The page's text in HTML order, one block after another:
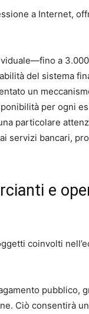
a Internet,
a
del sistema
un
per ogni
particolare
servizi bancari,
e
coinvolti
pubblico,
Ciò consentirà